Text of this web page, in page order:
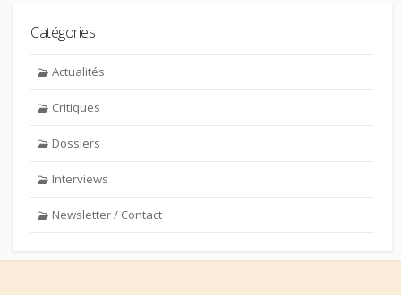
Catégories
Actualités
Critiques
Dossiers
Interviews
Newsletter / Contact